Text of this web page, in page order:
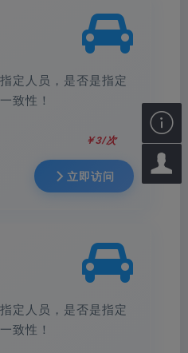
定人员，是否是指定
致性！
￥3/次
立即访问
定人员，是否是指定
致性！

